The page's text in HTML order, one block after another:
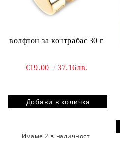
волфтон за контрабас 30 г
€19.00 37.16лв.
Имаме2 в наличност